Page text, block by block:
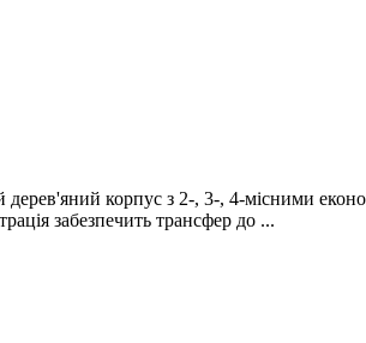
корпус з 2-, 3-, 4-місними
забезпечить трансфер до ...